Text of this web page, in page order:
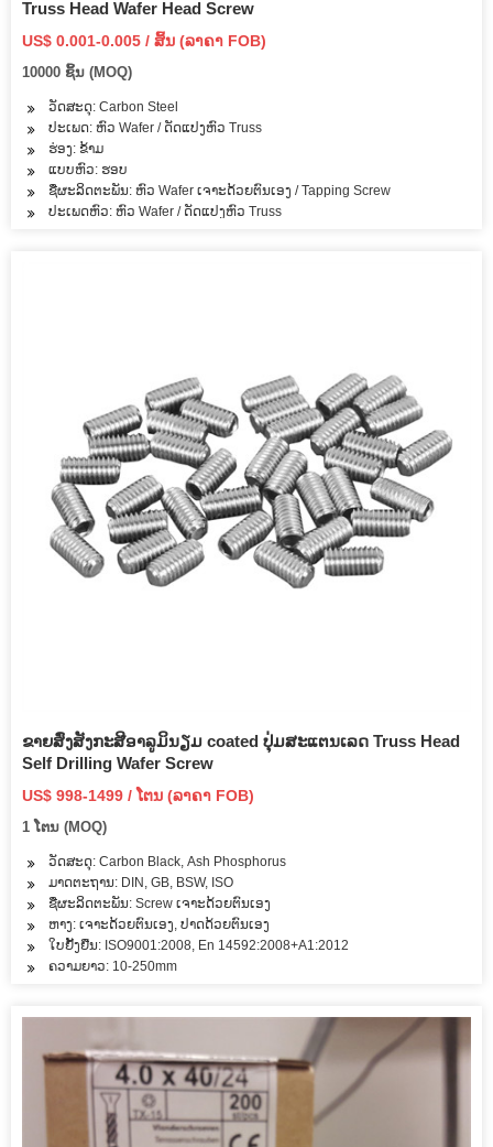
Truss Head Wafer Head Screw
US$ 0.001-0.005 / ສິ້ນ (ລາຄາ FOB)
10000 ຊິ້ນ (MOQ)
ວັດສະດຸ: Carbon Steel
ປະເພດ: ຫົວ Wafer / ດັດແປງຫົວ Truss
ຮ່ອງ: ຂ້າມ
ແບບຫົວ: ຮອບ
ຊື່ຜະລິດຕະພັນ: ຫົວ Wafer ເຈາະດ້ວຍຕົນເອງ / Tapping Screw
ປະເພດຫົວ: ຫົວ Wafer / ດັດແປງຫົວ Truss
ຂາຍສົ່ງສັງກະສີອາລູມິນຽມ coated ປຸ່ມສະແຕນເລດ Truss Head
Self Drilling Wafer Screw
US$ 998-1499 / ໂຕນ (ລາຄາ FOB)
1 ໂຕນ (MOQ)
ວັດສະດຸ: Carbon Black, Ash Phosphorus
ມາດຕະຖານ: DIN, GB, BSW, ISO
ຊື່ຜະລິດຕະພັນ: Screw ເຈາະດ້ວຍຕົນເອງ
ຫາງ: ເຈາະດ້ວຍຕົນເອງ, ປາດດ້ວຍຕົນເອງ
ໃບຢັ້ງຢືນ: ISO9001:2008, En 14592:2008+A1:2012
ຄວາມຍາວ: 10-250mm